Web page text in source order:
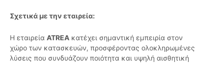
Σχετικά με την εταιρεία:
Η εταιρεία ATREA κατέχει σημαντική εμπειρία στον
χώρο των κατασκευών, προσφέροντας ολοκληρωμένες
λύσεις που συνδυάζουν ποιότητα και υψηλή αισθητική